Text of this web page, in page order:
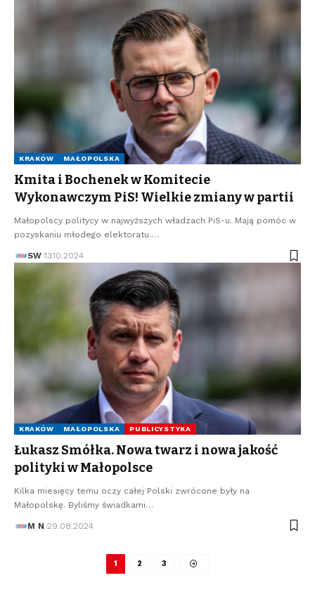
KRAKÓW MAŁOPOLSKA
Kmita i Bochenek w Komitecie
Wykonawczym PiS! Wielkie zmiany w partii
Małopolscy politycy w najwyższych władzach PiS-u. Mają pomóc w
pozyskaniu młodego elektoratu.…
SW 13.10.2024
KRAKÓW MAŁOPOLSKA PUBLICYSTYKA
Łukasz Smółka. Nowa twarz i nowa jakość
polityki w Małopolsce
Kilka miesięcy temu oczy całej Polski zwrócone były na
Małopolskę. Byliśmy świadkami…
M N 29.08.2024
1 2 3